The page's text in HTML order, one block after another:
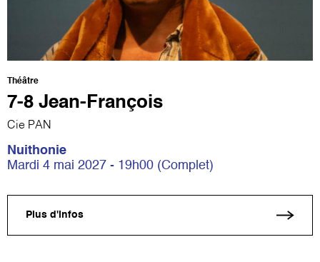
Théâtre
7-8 Jean-François
Cie PAN
Nuithonie
Mardi 4 mai 2027 - 19h00 (Complet)
Plus d'infos